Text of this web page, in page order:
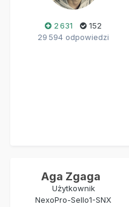
2 631
152
29 594 odpowiedzi
Aga Zgaga
Użytkownik
NexoPro-Sello1-SNX